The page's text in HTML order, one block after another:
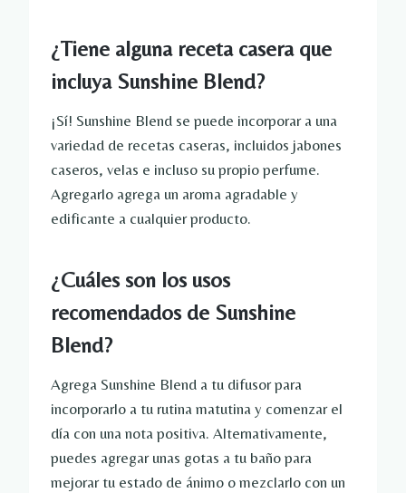
¿Tiene alguna receta casera que
incluya Sunshine Blend?
¡Sí! Sunshine Blend se puede incorporar a una
variedad de recetas caseras, incluidos jabones
caseros, velas e incluso su propio perfume.
Agregarlo agrega un aroma agradable y
edificante a cualquier producto.
¿Cuáles son los usos
recomendados de Sunshine
Blend?
Agrega Sunshine Blend a tu difusor para
incorporarlo a tu rutina matutina y comenzar el
día con una nota positiva. Alternativamente,
puedes agregar unas gotas a tu baño para
mejorar tu estado de ánimo o mezclarlo con un